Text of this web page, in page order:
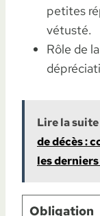
petites
vétusté.
Rôle de
Lire la suite
de décès :
les derniers
Obligation